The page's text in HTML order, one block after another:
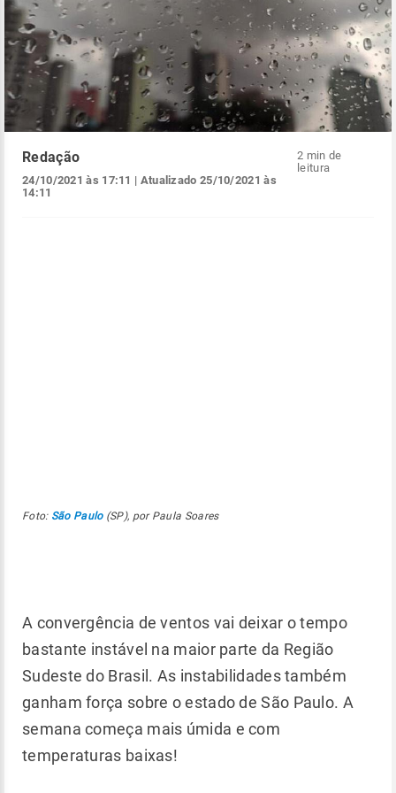
Redação
24/10/2021 às 17:11 | Atualizado 25/10/2021 às
14:11
2 min de
leitura
Foto: São Paulo(SP), por Paula Soares
A convergência de ventos vai deixar o tempo
bastante instável na maior parte da Região
Sudeste do Brasil. As instabilidades também
ganham força sobre o estado de São Paulo. A
semana começa mais úmida e com
temperaturas baixas!